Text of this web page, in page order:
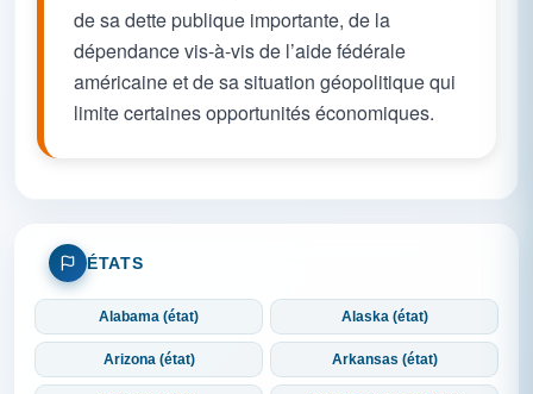
de sa dette publique importante, de la
dépendance vis-à-vis de l’aide fédérale
américaine et de sa situation géopolitique qui
limite certaines opportunités économiques.
ÉTATS
Alabama (état) Alaska (état)
Arizona (état) Arkansas (état)